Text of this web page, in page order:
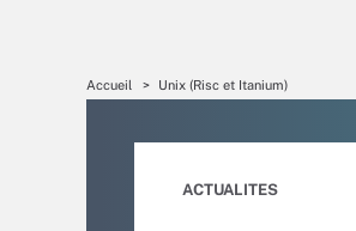
Accueil Unix (Risc et Itanium)
ACTUALITES